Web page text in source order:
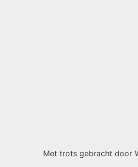
Met trots gebracht door